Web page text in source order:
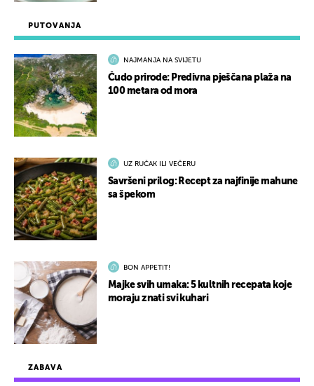
ZABAVA
PUTOVANJA
NAJMANJA NA SVIJETU
Čudo prirode: Predivna pješčana plaža na
100 metara od mora
UZ RUČAK ILI VEČERU
Savršeni prilog: Recept za najfinije mahune
sa špekom
BON APPETIT!
Majke svih umaka: 5 kultnih recepata koje
moraju znati svi kuhari